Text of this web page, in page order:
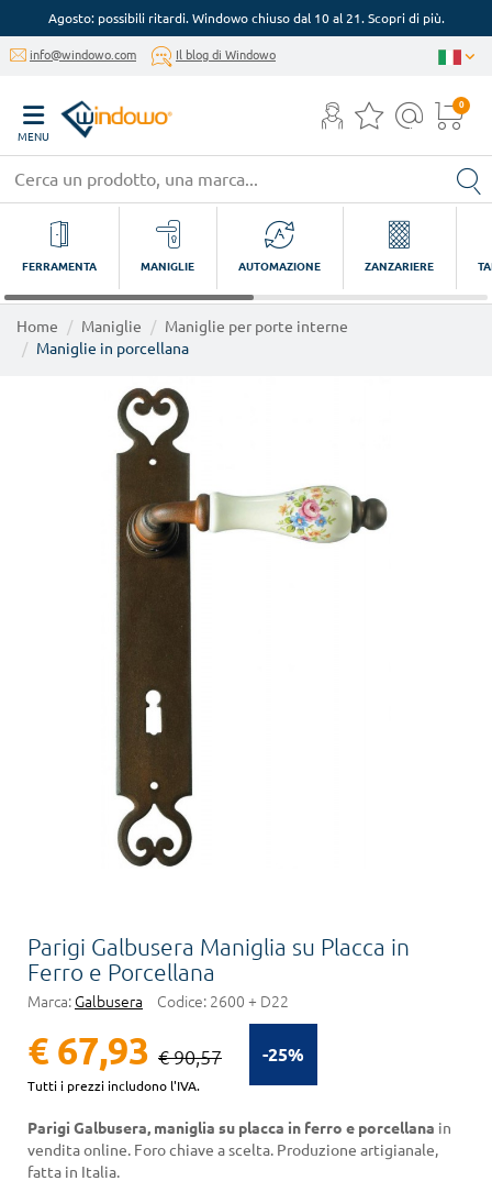
Agosto: possibili ritardi. Windowo chiuso dal 10 al 21. Scopri di più.
info@windowo.com Il blog di Windowo
MENU
0
FERRAMENTA MANIGLIE AUTOMAZIONE ZANZARIERE
Home Maniglie
Maniglie per porte interne
Maniglie in porcellana
Parigi Galbusera Maniglia su Placca in
Ferro e Porcellana
Marca: Galbusera Codice: 2600 + D22
-25%
€ 67,93 € 90,57
Tutti i prezzi includono l'IVA.
Parigi Galbusera, maniglia su placca in ferro e porcellana in
vendita online. Foro chiave a scelta. Produzione artigianale,
fatta in Italia.